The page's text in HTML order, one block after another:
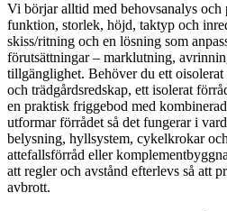
Vi börjar alltid med behovsanalys och
funktion, storlek, höjd, taktyp och
skiss/ritning och en lösning som
förutsättningar – marklutning,
tillgänglighet. Behöver du ett
och trädgårdsredskap, ett isolerat
en praktisk friggebod med
utformar förrådet så det fungerar i
belysning, hyllsystem, cykelkrokar
attefallsförråd eller
att regler och avstånd efterlevs så att
avbrott.